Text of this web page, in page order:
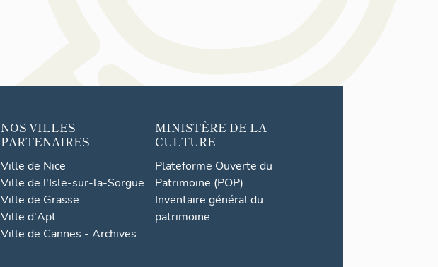
NOS VILLES
PARTENAIRES
Ville de Nice
Ville de l'Isle-sur-la-Sorgue
Ville de Grasse
Ville d'Apt
Ville de Cannes - Archives
MINISTÈRE DE LA
CULTURE
Plateforme Ouverte du
Patrimoine (POP)
Inventaire général du
patrimoine